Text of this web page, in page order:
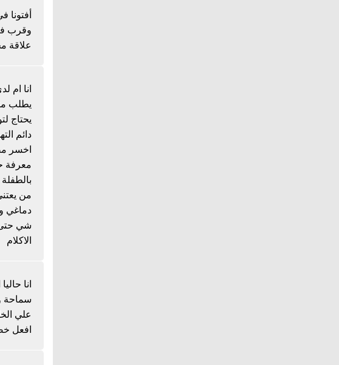
وقرب
علاقة
انا
يطلب
يحتاج
دائم
اخسر
معرفة
من
دماغي
شي حتى
الاكلام
انا
سماحة
علي
افعل